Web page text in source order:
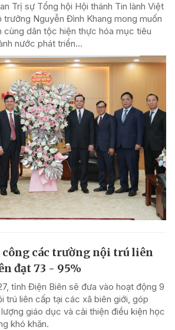
Trị sự Tổng hội Hội thánh Tin lành Việt
trưởng Nguyễn Đình Khang mong muốn
cùng dân tộc hiện thực hóa mục tiêu
nước phát triển...
các trường nội trú liên
đạt 73 - 95%
tỉnh Điện Biên sẽ đưa vào hoạt động 9
trú liên cấp tại các xã biên giới, góp
giáo dục và cải thiện điều kiện học
khó khăn.